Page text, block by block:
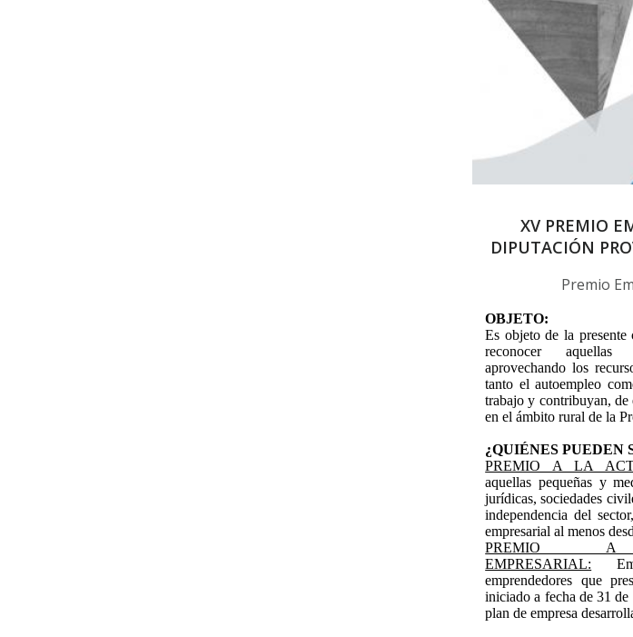
XV PREMIO
DIPUTACIÓN
Premio
OBJETO:
Es objeto de la
reconocer aquellas
aprovechando los
tanto el autoempleo
trabajo y contribuyan,
en el ámbito rural de la
¿QUIÉNES
PREMIO A LA
aquellas pequeñas y
jurídicas, sociedades
independencia del
empresarial al menos
PREMIO
EMPRESARIAL:
emprendedores que
iniciado a fecha de 31
plan de empresa